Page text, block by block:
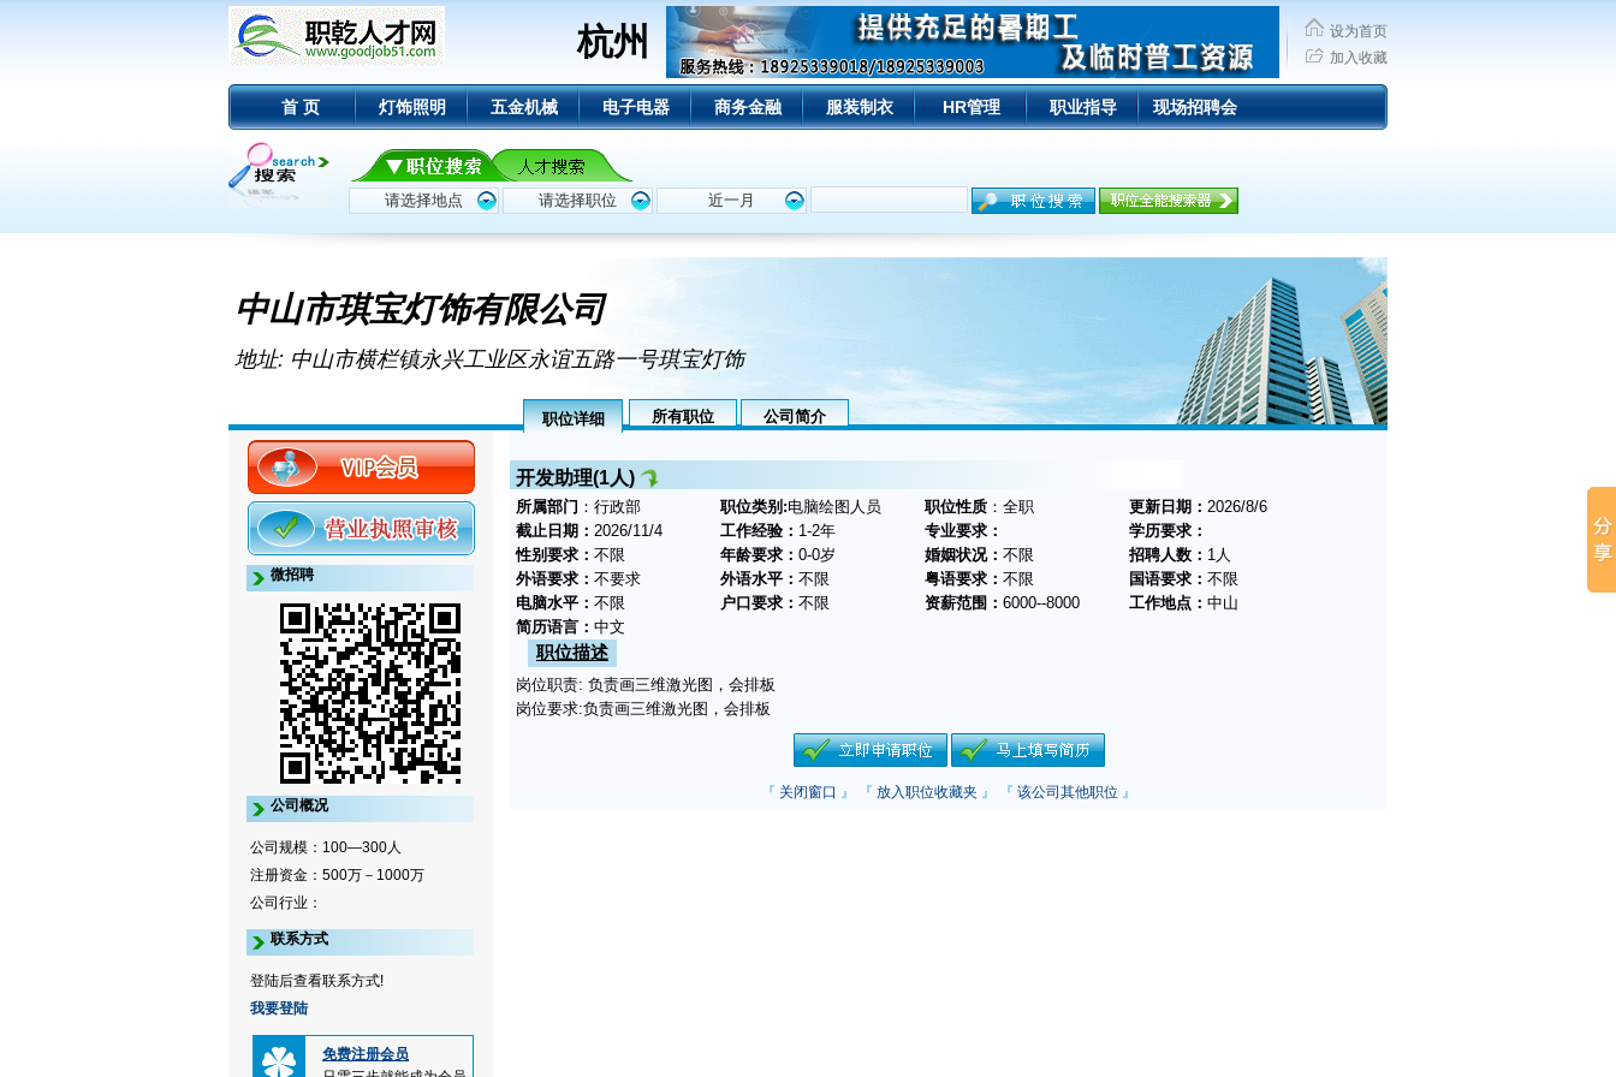
杭州
设为首页
加入收藏
首 页 灯饰照明 五金机械 电子电器 商务金融 服装制衣 HR管理 职业指导 现场招聘会
中山市琪宝灯饰有限公司
地址: 中山市横栏镇永兴工业区永谊五路一号琪宝灯饰
职位详细 所有职位 公司简介
微招聘
公司概况
公司规模：100—300人
注册资金：500万－1000万
公司行业：
联系方式
登陆后查看联系方式!
我要登陆
免费注册会员
开发助理(1人)
所属部门 ：行政部 职位类别:电脑绘图人员 职位性质 ：全职 更新日期： 2026/8/6
截止日期： 2026/11/4 工作经验： 1-2年 专业要求：
学历要求：
性别要求： 不限 年龄要求： 0-0岁 婚姻状况： 不限 招聘人数： 1人
外语要求： 不要求 外语水平： 不限 粤语要求： 不限 国语要求： 不限
电脑水平： 不限 户口要求： 不限 资薪范围： 6000--8000 工作地点： 中山
简历语言： 中文
职位描述
岗位职责: 负责画三维激光图，会排板
岗位要求:负责画三维激光图，会排板
『 关闭窗口 』 『 放入职位收藏夹 』 『 该公司其他职位 』